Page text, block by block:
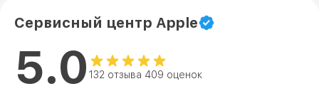
Сервисный центр Apple
5.0 132 отзыва 409 оценок